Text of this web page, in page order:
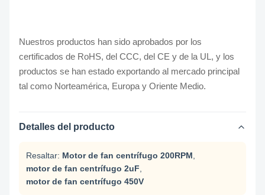
Nuestros productos han sido aprobados por los
certificados de RoHS, del CCC, del CE y de la UL, y los
productos se han estado exportando al mercado principal
tal como Norteamérica, Europa y Oriente Medio.
Detalles del producto
Resaltar: Motor de fan centrífugo 200RPM
motor de fan centrífugo 2uF
motor de fan centrífugo 450V